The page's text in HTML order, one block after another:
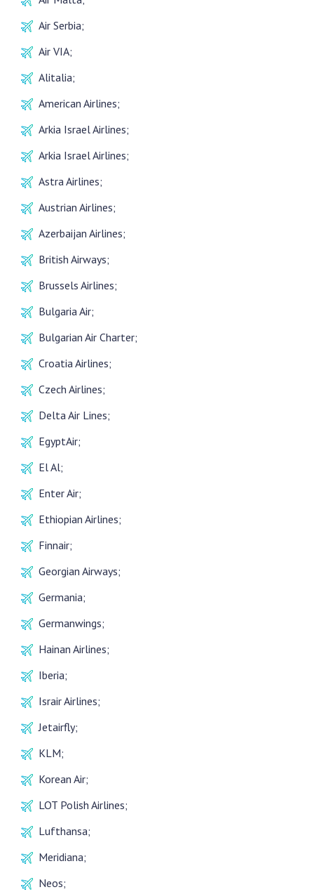
Air Serbia;
Air VIA;
Alitalia;
American Airlines;
Arkia Israel Airlines;
Arkia Israel Airlines;
Astra Airlines;
Austrian Airlines;
Azerbaijan Airlines;
British Airways;
Brussels Airlines;
Bulgaria Air;
Bulgarian Air Charter;
Croatia Airlines;
Czech Airlines;
Delta Air Lines;
EgyptAir;
El Al;
Enter Air;
Ethiopian Airlines;
Finnair;
Georgian Airways;
Germania;
Germanwings;
Hainan Airlines;
Iberia;
Israir Airlines;
Jetairfly;
KLM;
Korean Air;
LOT Polish Airlines;
Lufthansa;
Meridiana;
Neos;